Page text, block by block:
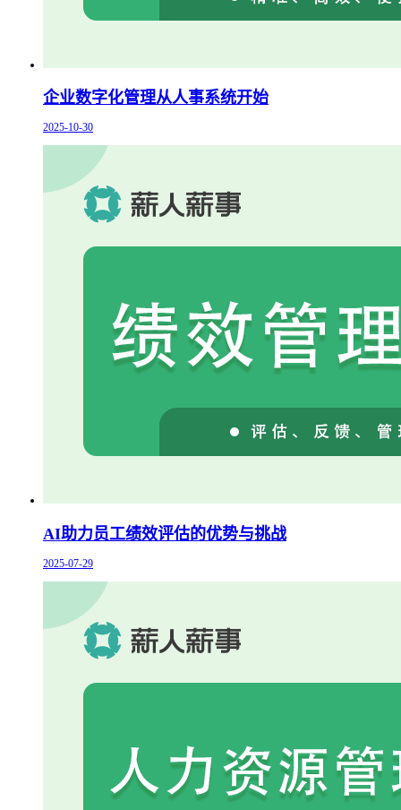
企业数字化管理从人事系统开始
2025-10-30
AI助力员工绩效评估的优势与挑战
2025-07-29